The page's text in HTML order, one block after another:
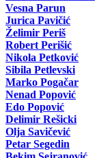
Vesna Parun
Jurica Pavičić
Želimir Periš
Robert Perišić
Nikola Petković
Sibila Petlevski
Marko Pogačar
Nenad Popović
Edo Popović
Delimir Rešicki
Olja Savičević
Petar Segedin